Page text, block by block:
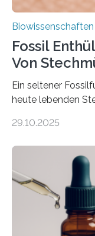
Fossil
Von
Ein seltener
heute lebenden
Forschende die
Region Kachin in
ausgezeichnetem
Art einer neuen
nun den Namen
fossile Nachweis
stellt gleichzeitig
29.10.2025